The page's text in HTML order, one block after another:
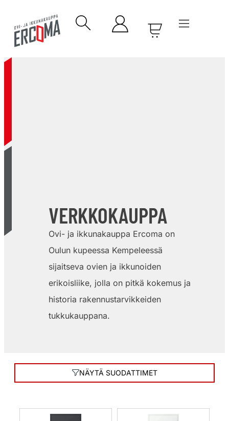
VERKKOKAUPPA
Ovi- ja ikkunakauppa Ercoma on
Oulun kupeessa Kempeleessä
sijaitseva ovien ja ikkunoiden
erikoisliike, jolla on pitkä kokemus ja
historia rakennustarvikkeiden
tukkukauppana.
NÄYTÄ SUODATTIMET